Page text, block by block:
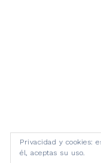
Privacidad y cookies:
él, aceptas su uso.